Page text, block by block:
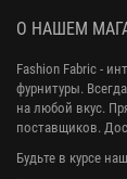
О НАШЕМ
Fashion Fabric -
фурнитуры.
на любой вкус.
поставщиков.
Будьте в курсе